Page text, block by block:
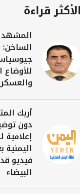
الأكثر قراءة
المشهد
الساخن:
أربك
دون
إعلامية
اليمنية
فيديو
البيضاء